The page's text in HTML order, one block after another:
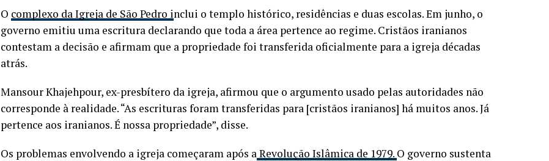
O complexo da Igreja de São Pedro inclui o templo histórico, residências e duas escolas. Em junho, o
governo emitiu uma escritura declarando que toda a área pertence ao regime. Cristãos iranianos
contestam a decisão e afirmam que a propriedade foi transferida oficialmente para a igreja décadas
atrás.
Mansour Khajehpour, ex-presbítero da igreja, afirmou que o argumento usado pelas autoridades não
corresponde à realidade. “As escrituras foram transferidas para [cristãos iranianos] há muitos anos. Já
pertence aos iranianos. É nossa propriedade”, disse.
Os problemas envolvendo a igreja começaram após aRevolução Islâmica de 1979. O governo sustenta